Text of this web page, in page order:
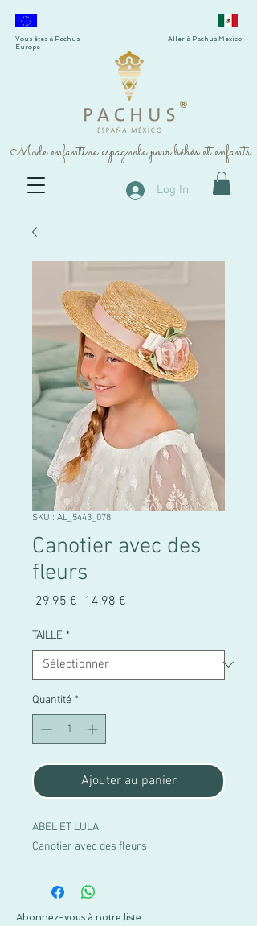
®
Mode enfantine espagnole pour bébés et enfants
Vous êtes à Pachus
Europe
Aller à Pachus Mexico
Log In
SKU : AL_5443_078
Canotier avec des
fleurs
29,95 € Prix
14,98 €
TAILLE *
Quantité *
Ajouter au panier
ABEL ET LULA
Canotier avec des fleurs
Abonnez-vous à notre liste